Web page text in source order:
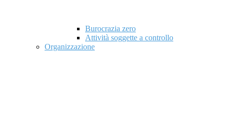
Burocrazia zero
Attività soggette a controllo
Organizzazione